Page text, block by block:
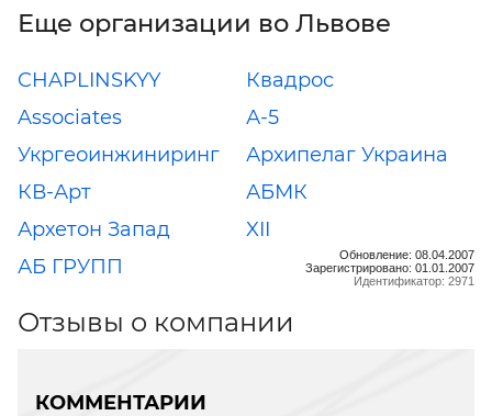
Еще организации во Львове
CHAPLINSKYY
Associates
Квадрос
А-5
Укргеоинжиниринг
Архипелаг Украина
КВ-Арт
АБМК
Архетон Запад
XII
АБ ГРУПП
Обновление: 08.04.2007
Зарегистрировано: 01.01.2007
Идентификатор: 2971
Отзывы о компании
КОММЕНТАРИИ